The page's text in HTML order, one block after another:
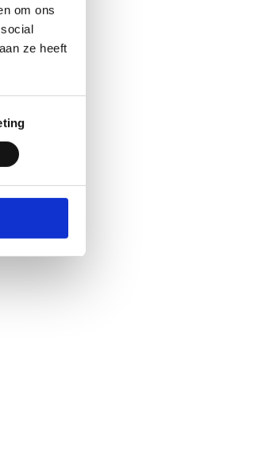
om ons
ze heeft